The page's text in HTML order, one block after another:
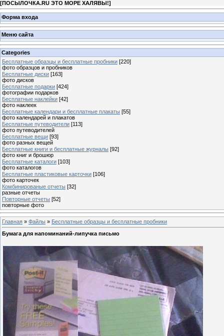
[ПОСЫЛОЧКА.RU ЭТО МОРЕ ХАЛЯВЫ!]
Форма входа
Меню сайта
Categories
Бесплатные образцы и бесплатные пробники [220]
фото образцов и пробников
Бесплатные диски [163]
фото дисков
Бесплатные подарки [424]
фотографии подарков
Бесплатные наклейки [42]
фото наклеек
Бесплатные календари и бесплатные плакаты [55]
фото календарей и плакатов
Бесплатные путеводители [113]
фото путеводителей
Бесплатные вещи [93]
фото разных вещей
Бесплатные книги и бесплатные журналы [92]
фото книг и брошюр
Бесплатные каталоги [103]
фото каталогов
Бесплатные пластиковые карточки [106]
фото карточек
Комбинированые отчеты [32]
разные отчеты
Повторные отчеты [52]
повторные фото
Главная » Файлы » Бесплатные образцы и бесплатные пробники
Бумага для напоминаний-липучка письмо